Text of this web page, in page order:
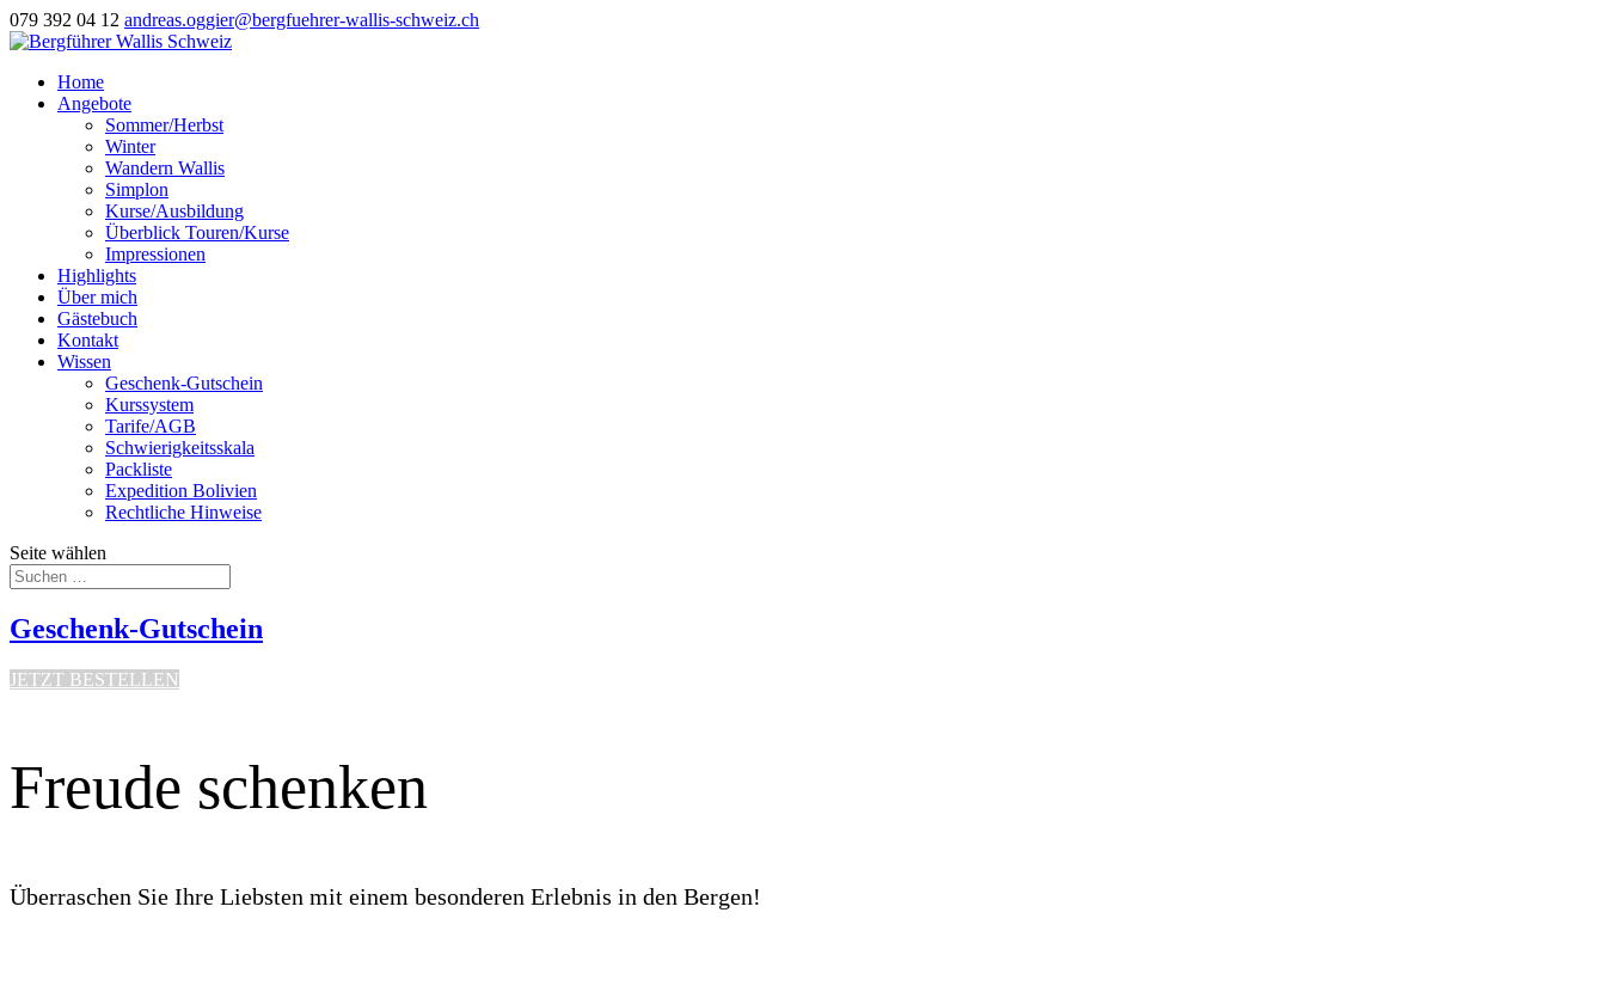
079 392 04 12 andreas.oggier@bergfuehrer-wallis-schweiz.ch
Home
Angebote
Sommer/Herbst
Winter
Wandern Wallis
Simplon
Kurse/Ausbildung
Überblick Touren/Kurse
Impressionen
Highlights
Über mich
Gästebuch
Kontakt
Wissen
Geschenk-Gutschein
Kurssystem
Tarife/AGB
Schwierigkeitsskala
Packliste
Expedition Bolivien
Rechtliche Hinweise
Seite wählen
Geschenk-Gutschein
JETZT BESTELLEN
Freude schenken
Überraschen Sie Ihre Liebsten mit einem besonderen Erlebnis in den Bergen!